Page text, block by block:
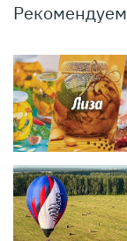
Рекомендуем